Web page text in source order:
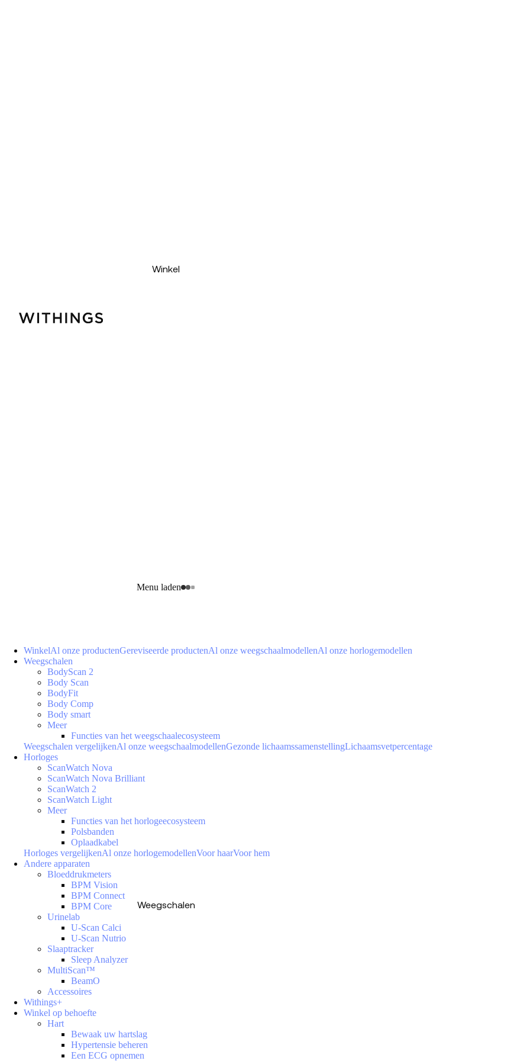
Winkel
Menu laden
Weegschalen
WinkelAl onze productenGereviseerde productenAl onze weegschaalmodellenAl onze horlogemodellen
Weegschalen
BodyScan 2
Body Scan
BodyFit
Body Comp
Body smart
Meer
Functies van het weegschaalecosysteem
Weegschalen vergelijkenAl onze weegschaalmodellenGezonde lichaamssamenstellingLichaamsvetpercentage
Horloges
ScanWatch Nova
ScanWatch Nova Brilliant
ScanWatch 2
ScanWatch Light
Meer
Functies van het horlogeecosysteem
Polsbanden
Oplaadkabel
Horloges vergelijkenAl onze horlogemodellenVoor haarVoor hem
Andere apparaten
Bloeddrukmeters
BPM Vision
BPM Connect
BPM Core
Urinelab
U-Scan Calci
U-Scan Nutrio
Slaaptracker
Sleep Analyzer
MultiScan™
BeamO
Accessoires
Withings+
Winkel op behoefte
Hart
Bewaak uw hartslag
Hypertensie beheren
Een ECG opnemen